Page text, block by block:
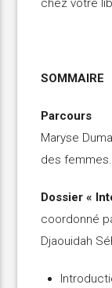
chez votre
SOMMAIRE
Parcours
Maryse
des
Dossier «
coordonné
Djaouidah